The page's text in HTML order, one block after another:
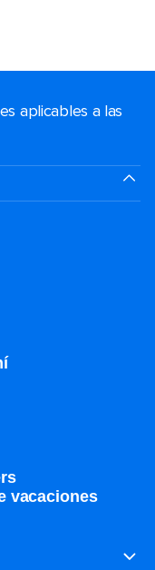
aplicables a las
vacaciones